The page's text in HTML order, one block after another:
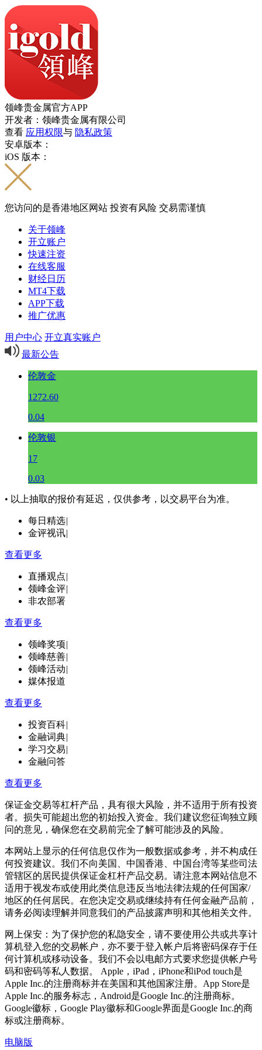
领峰贵金属官方APP
开发者：领峰贵金属有限公司
查看 应用权限与 隐私政策
安卓版本：
iOS 版本：
您访问的是香港地区网站 投资有风险 交易需谨慎
关于领峰
开立账户
快速注资
在线客服
财经日历
MT4下载
APP下载
推广优惠
用户中心 开立真实账户
最新公告
伦敦金
1272.60
0.04
伦敦银
17
0.03
• 以上抽取的报价有延迟，仅供参考，以交易平台为准。
每日精选|
金评视讯|
查看更多
直播观点|
领峰金评|
非农部署
查看更多
领峰奖项|
领峰慈善|
领峰活动|
媒体报道
查看更多
投资百科|
金融词典|
学习交易|
金融问答
查看更多
保证金交易等杠杆产品，具有很大风险，并不适用于所有投资
者。损失可能超出您的初始投入资金。我们建议您征询独立顾
问的意见，确保您在交易前完全了解可能涉及的风险。
本网站上显示的任何信息仅作为一般数据或参考，并不构成任
何投资建议。我们不向美国、中国香港、中国台湾等某些司法
管辖区的居民提供保证金杠杆产品交易。请注意本网站信息不
适用于视发布或使用此类信息违反当地法律法规的任何国家/
地区的任何居民。在您决定交易或继续持有任何金融产品前，
请务必阅读理解并同意我们的产品披露声明和其他相关文件。
网上保安：为了保护您的私隐安全，请不要使用公共或共享计
算机登入您的交易帐户，亦不要于登入帐户后将密码保存于任
何计算机或移动设备。我们不会以电邮方式要求您提供帐户号
码和密码等私人数据。 Apple，iPad，iPhone和iPod touch是
Apple Inc.的注册商标并在美国和其他国家注册。App Store是
Apple Inc.的服务标志，Android是Google Inc.的注册商标。
Google徽标，Google Play徽标和Google界面是Google Inc.的商
标或注册商标。
电脑版